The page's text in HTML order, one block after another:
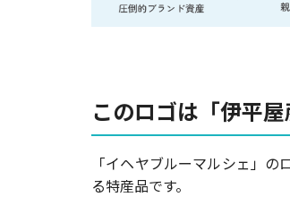
このロゴは「伊平
「イヘヤブルーマルシェ」
る特産品です。